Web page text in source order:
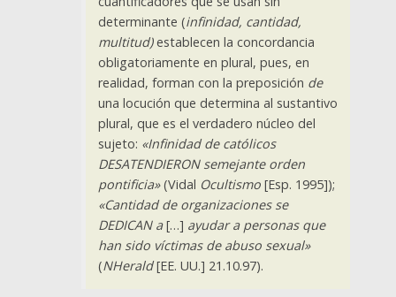
determinante (infinidad, cantidad,
multitud)establecen la concordancia
obligatoriamente en plural, pues, en
realidad, forman con la preposición de
una locución que determina al sustantivo
plural, que es el verdadero núcleo del
sujeto: «Infinidad de católicos
DESATENDIERON semejante orden
pontificia»(Vidal Ocultismo[Esp. 1995]);
«Cantidad de organizaciones se
DEDICAN a[…] ayudar a personas que
han sido víctimas de abuso sexual»
(NHerald[EE. UU.] 21.10.97).